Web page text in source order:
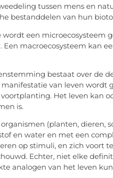
tussen mens en
bestanddelen van hun
een microecosysteem
Een macroecosysteem kan
bestaat over de
van leven wordt
Het leven kan
is.
(planten, dieren,
en water en met een
op stimuli, en zich voort
Echter, niet elke
analogen van het leven